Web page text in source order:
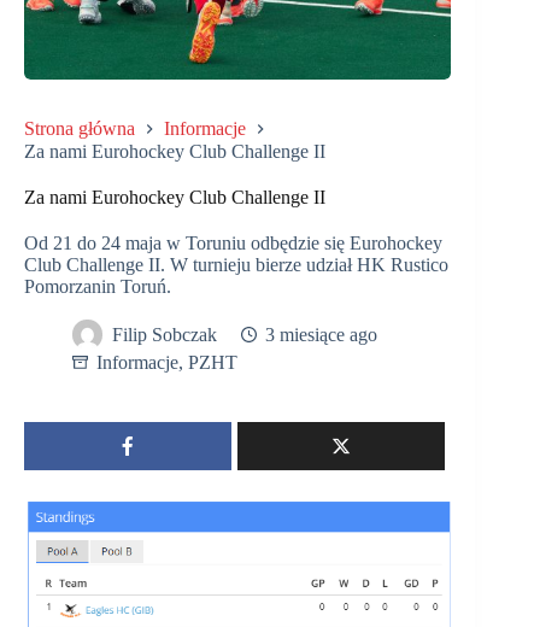
Strona główna
Informacje
Za nami Eurohockey Club Challenge II
Za nami Eurohockey Club Challenge II
Od 21 do 24 maja w Toruniu odbędzie się Eurohockey
Club Challenge II. W turnieju bierze udział HK Rustico
Pomorzanin Toruń.
Filip Sobczak
3 miesiące ago
Informacje, PZHT